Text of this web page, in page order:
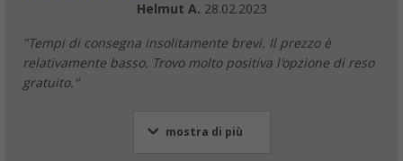
Helmut A. 28.02.2023
"Tempi di consegna insolitamente brevi. Il prezzo è
relativamente basso. Trovo molto positiva l'opzione di reso
gratuito."
mostra di più